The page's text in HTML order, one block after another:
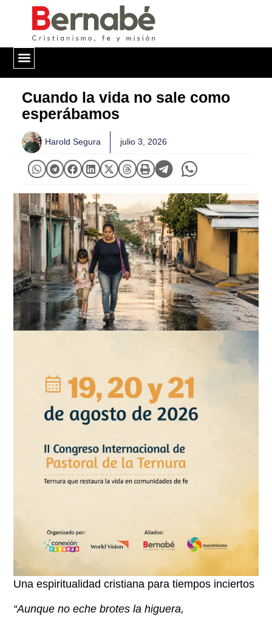
Cuando la vida no sale como
esperábamos
Harold Segura julio 3, 2026
Una espiritualidad cristiana para tiempos inciertos
“Aunque no eche brotes la higuera,